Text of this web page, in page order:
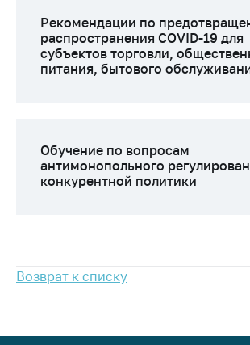
Общественное
обсуждение
проектов
Упрощение условий
ведения бизнеса
Рекомендации по
общественного
питания, бытового
Обучение по
Рекомендации по
распространения COVID-19 для
субъектов торговли,
питания, бытового
Обучение по вопросам
антимонопольного
конкурентной политики
Возврат к списку